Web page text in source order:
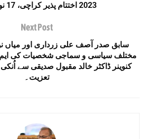
2023 اختتام پذیر کراچی، 17 نومبر 23
Next Post
سابق صدر آصف علی زرداری اور میاں
مختلف سیاسی و سماجی شخصیات کی ایم
کنوینر ڈاکٹر خالد مقبول صدیقی سے اُنکی
تعزیت۔